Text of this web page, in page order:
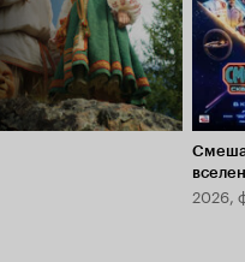
2026,